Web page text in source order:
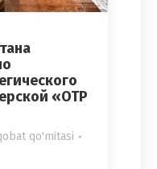
«OTP
qo'mitasi